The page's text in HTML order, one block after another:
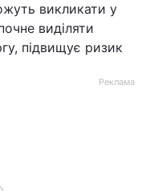
викликати у
виділяти
підвищує ризик
Реклама